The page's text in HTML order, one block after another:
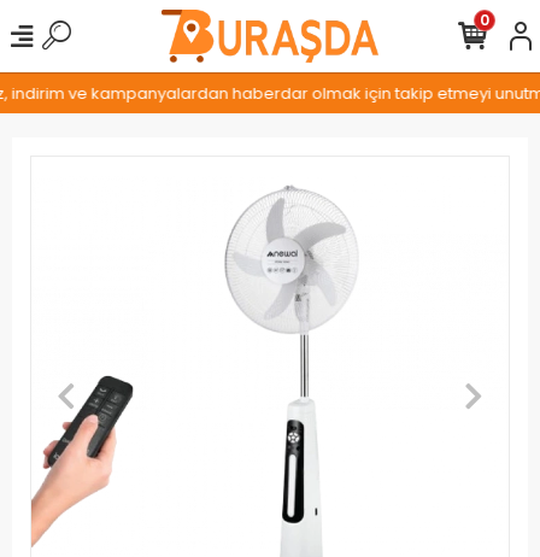
ve kampanyalardan haberdar olmak için takip etmeyi
0